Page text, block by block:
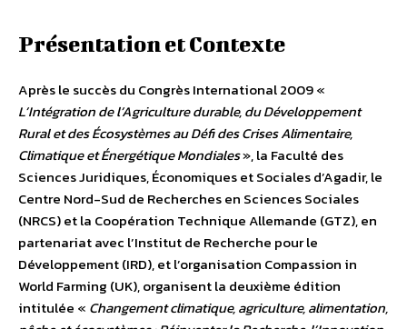
Présentation et Contexte
Après le succès du Congrès International 2009 «
L’Intégration de l’Agriculture durable, du Développement
Rural et des Écosystèmes au Défi des Crises Alimentaire,
Climatique et Énergétique Mondiales», la Faculté des
Sciences Juridiques, Économiques et Sociales d’Agadir, le
Centre Nord-Sud de Recherches en Sciences Sociales
(NRCS) et la Coopération Technique Allemande (GTZ), en
partenariat avec l’Institut de Recherche pour le
Développement (IRD), et l’organisation Compassion in
World Farming (UK), organisent la deuxième édition
intitulée « Changement climatique, agriculture, alimentation,